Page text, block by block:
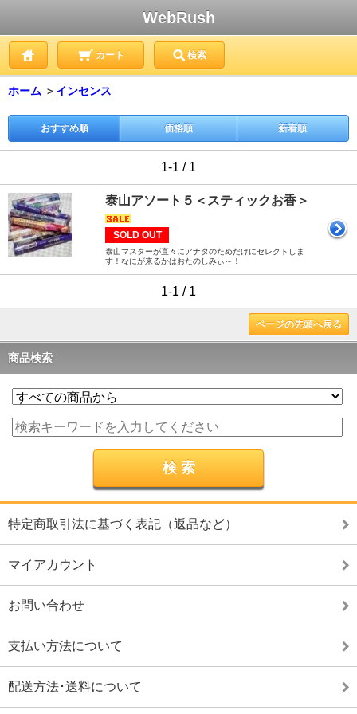
WebRush
カート 検索
ホーム ＞ インセンス
おすすめ順 価格順 新着順
1-1 / 1
泰山アソート５＜スティックお香＞
SOLD OUT
泰山マスターが直々にアナタのためだけにセレクトしま
す！なにが来るかはおたのしみぃ～！
1-1 / 1
ページの先頭へ戻る
商品検索
特定商取引法に基づく表記（返品など）
マイアカウント
お問い合わせ
支払い方法について
配送方法･送料について